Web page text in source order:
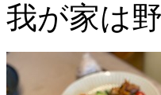
我が家は